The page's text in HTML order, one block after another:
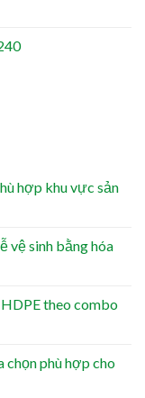
hợp khu vực sản
vệ sinh bằng hóa
HDPE theo combo
chọn phù hợp cho